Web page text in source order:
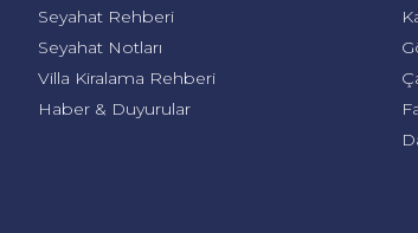
Seyahat Rehberi
Seyahat Notları
Villa Kiralama Rehberi
Haber & Duyurular